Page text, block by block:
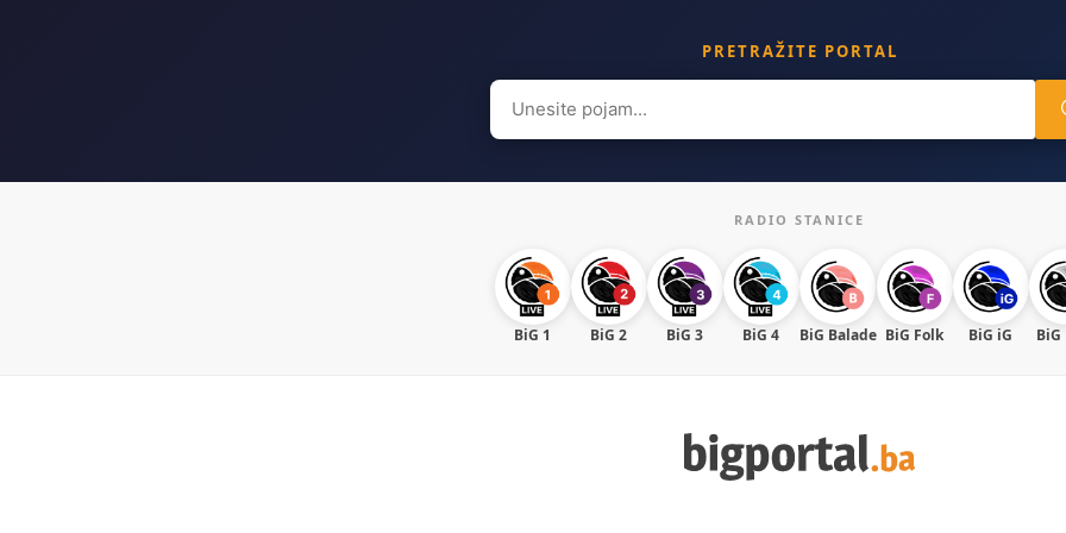
PRETRAŽITE PORTAL
Search
for:
RADIO STANICE
BiG 1 BiG 2 BiG 3 BiG 4 BiG Balade BiG Folk BiG iG BiG